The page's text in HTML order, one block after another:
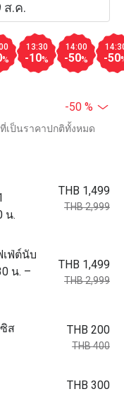
%
13:30
-10%
14:00
-50% -50
-50 %
เป็นราคาปกติทั้งหมด
น.
THB 1,499
THB 2,999
เฟ่ต์นับ
น. –
THB 1,499
THB 2,999
ส
THB 200
THB 400
THB 300